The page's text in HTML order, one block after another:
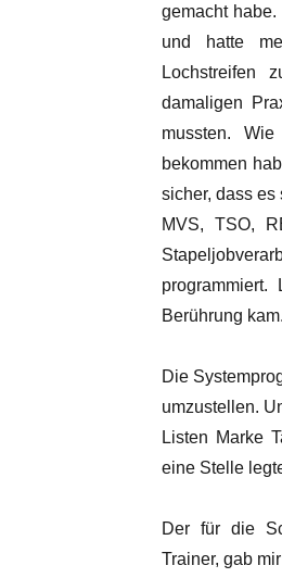
gemacht
und hatte
Lochstreifen
damaligen
mussten.
bekommen
sicher, dass es
MVS, TSO,
Berührung kam.
Die
umzustellen.
Listen Marke
eine Stelle
Der für die
Trainer, gab